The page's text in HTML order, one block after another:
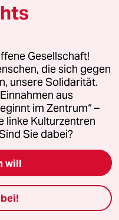
verkörpern die
Bürger kein
haben. Viele von
sozialen Verhältnissen
- Olaf Scholz, auf
benachteiligte
Nr. 31/2008.
Gerhard Schröders
sich für dessen
dem Kreis der
Scholz
Gesellschaft!
die sich gegen
unsere Solidarität.
aus
im Zentrum“ –
linke Kulturzentren
Sie dabei?
will